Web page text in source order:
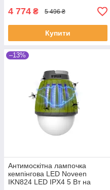
4 774 ₴ 5 496 ₴
Купити
–13%
Антимоскітна лампочка
кемпінгова LED Noveen
IKN824 LED IPХ4 5 Вт на